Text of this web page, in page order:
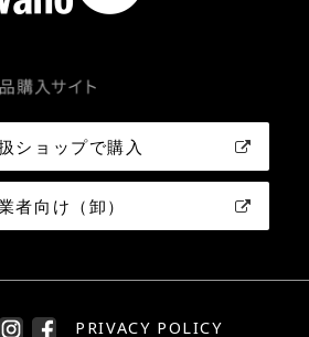
ショップで購入
者向け（卸）
PRIVACY POLICY